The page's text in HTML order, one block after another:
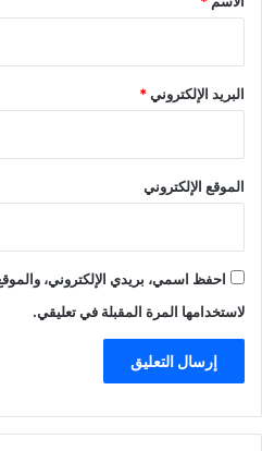
البريد الإلكتروني*
الموقع الإلكتروني
احفظ اسمي، بريدي الإلكتروني،
لاستخدامها المرة المقبلة في تعليقي.